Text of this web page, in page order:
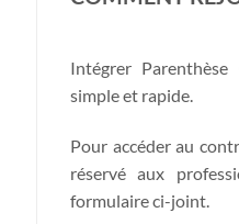
Intégrer
simple et rapide.
Pour accéder au
réservé aux
formulaire ci-joint.